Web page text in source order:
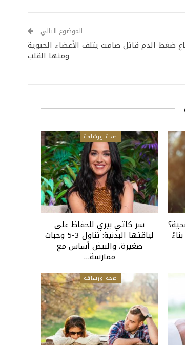
الموضوع التالي
ضغط الدم قاتل صامت يتلف الأعضاء الحيوية
ومنها القلب
صحة ورشاقة
سر كاتي بيري للحفاظ على
لياقتها البدنية: تناول 3-5 وجبات
صغيرة، والبيض أساس مع
ممارسة…
صحة ورشاقة